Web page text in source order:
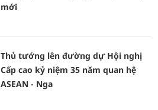
mới
Thủ tướng lên đường dự Hội nghị
Cấp cao kỷ niệm 35 năm quan hệ
ASEAN - Nga